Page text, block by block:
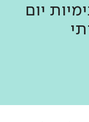
יום